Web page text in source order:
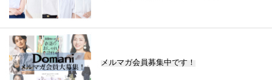
メルマガ会員募集中です！